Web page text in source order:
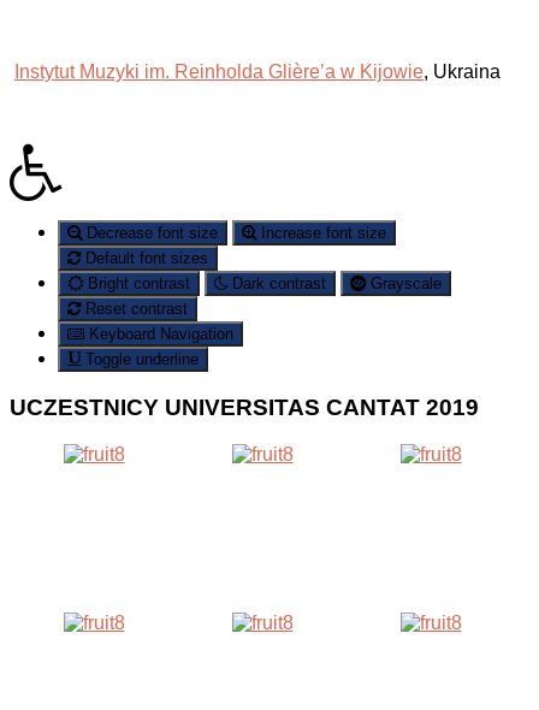
nstytut Muzyki im. Reinholda Gliѐre’a w Kijowie, Ukraina
Decrease font size
Increase font size
Default font sizes
Bright contrast
Dark contrast
Grayscale
Reset contrast
Keyboard Navigation
Toggle underline
UCZESTNICY UNIVERSITAS CANTAT 2019